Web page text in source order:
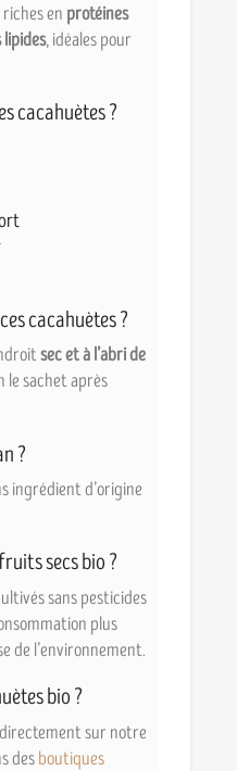
en protéines
, idéales pour
cacahuètes ?
cacahuètes ?
sec et à l’abri de
le sachet après
?
ingrédient d’origine
secs bio ?
sans pesticides
plus
de l’environnement.
bio ?
sur notre
desboutiques